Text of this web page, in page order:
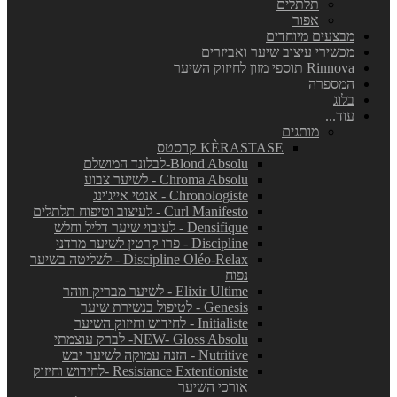
תלתלים
אפור
מבצעים מיוחדים
מכשירי עיצוב שיער ואביזרים
Rinnova תוספי מזון לחיזוק השיער
המספרה
בלוג
עוד...
מותגים
KÈRASTASE קרסטס
Blond Absolu-לבלונד המושלם
Chroma Absolu - לשיער צבוע
Chronologiste - אנטי אייג'ינג
Curl Manifesto - לעיצוב וטיפוח תלתלים
Densifique - לעיבוי שיער דליל וחלש
Discipline - פרו קרטין לשיער מרדני
Discipline Oléo-Relax - לשליטה בשיער
נפוח
Elixir Ultime - לשיער מבריק וזוהר
Genesis - לטיפול בנשירת שיער
Initialiste - לחידוש וחיזוק השיער
NEW- Gloss Absolu- לברק עוצמתי
Nutritive - הזנה עמוקה לשיער יבש
Resistance Extentioniste -לחידוש וחיזוק
אורכי השיער